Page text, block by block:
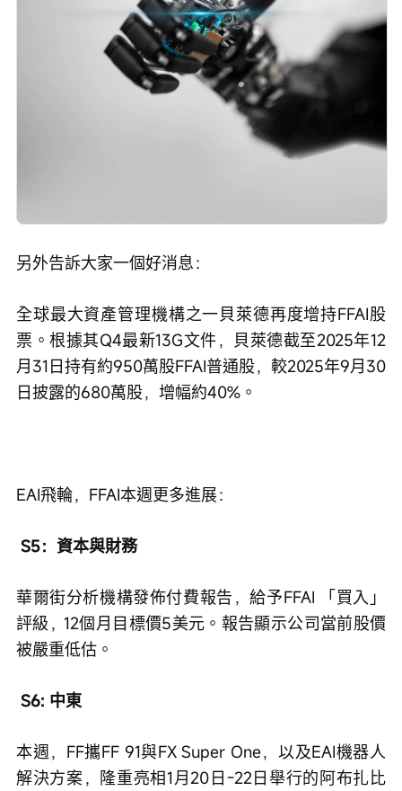
另外告訴大家一個好消息：
全球最大資產管理機構之一貝萊德再度增持FFAI股
票。根據其Q4最新13G文件，貝萊德截至2025年12
月31日持有約950萬股FFAI普通股，較2025年9月30
日披露的680萬股，增幅約40%。
EAI飛輪，FFAI本週更多進展：
S5：資本與財務
華爾街分析機構發佈付費報告，給予FFAI 「買入」
評級，12個月目標價5美元。報告顯示公司當前股價
被嚴重低估。
S6: 中東
本週，FF攜FF 91與FX Super One，以及EAI機器人
解決方案，隆重亮相1月20日-22日舉行的阿布扎比